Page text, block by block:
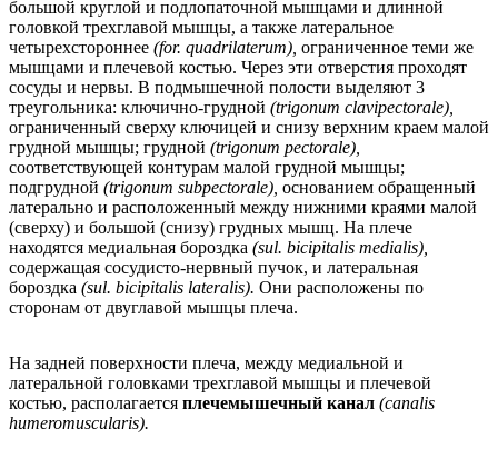
большой круглой и подлопаточной мышцами и длинной
головкой трехглавой мышцы, а также латеральное
четырехстороннее (for. quadrilaterum), ограниченное теми же
мышцами и плечевой костью. Через эти отверстия проходят
сосуды и нервы. В подмышечной полости выделяют 3
треугольника: ключично-грудной (trigonum clavipectorale),
ограниченный сверху ключицей и снизу верхним краем малой
грудной мышцы; грудной (trigonum pectorale),
соответствующей контурам малой грудной мышцы;
подгрудной (trigonum subpectorale), основанием обращенный
латерально и расположенный между нижними краями малой
(сверху) и большой (снизу) грудных мышц. На плече
находятся медиальная бороздка (sul. bicipitalis medialis),
содержащая сосудисто-нервный пучок, и латеральная
бороздка (sul. bicipitalis lateralis). Они расположены по
сторонам от двуглавой мышцы плеча.
На задней поверхности плеча, между медиальной и
латеральной головками трехглавой мышцы и плечевой
костью, располагается плечемышечный канал (canalis
humeromuscularis).